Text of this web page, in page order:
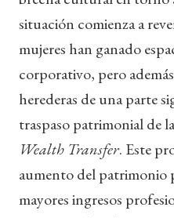
situación comienza a
mujeres han ganado
corporativo, pero
herederas de una parte
traspaso patrimonial de
Wealth Transfer. Este
aumento del patrimonio
mayores ingresos